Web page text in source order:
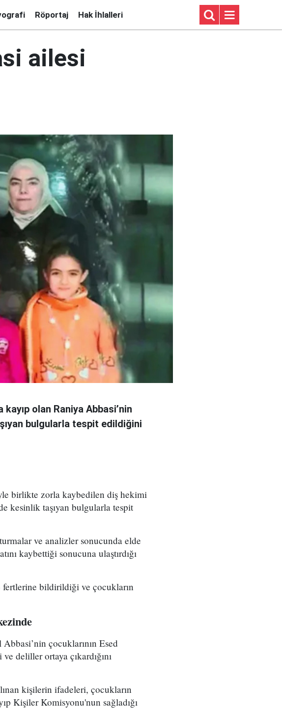
Röportaj Hak İhlalleri
ailesi
olan Raniya Abbasi’nin
bulgularla tespit edildiğini
birlikte zorla kaybedilen diş hekimi
kesinlik taşıyan bulgularla tespit
ve analizler sonucunda elde
kaybettiği sonucuna ulaştırdığı
fertlerine bildirildiği ve çocukların
çocuklarının Esed
deliller ortaya çıkardığını
kişilerin ifadeleri, çocukların
Kişiler Komisyonu'nun sağladığı